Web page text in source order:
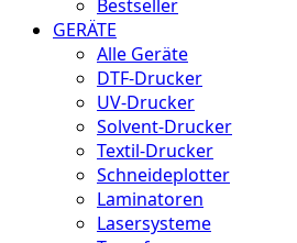
Bestseller
GERÄTE
Alle Geräte
DTF-Drucker
UV-Drucker
Solvent-Drucker
Textil-Drucker
Schneideplotter
Laminatoren
Lasersysteme